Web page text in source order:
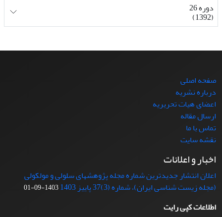
دوره 26
(1392)
صفحه اصلی
درباره نشریه
اعضای هیات تحریریه
ارسال مقاله
تماس با ما
نقشه سایت
اخبار و اعلانات
اعلان انتشار جدیدترین شماره مجله پژوهشهای سلولی و مولکولی
(مجله زیست شناسی ایران)، شماره (3)37 پاییز 1403
1403-09-01
اطلاعات کپی رایت